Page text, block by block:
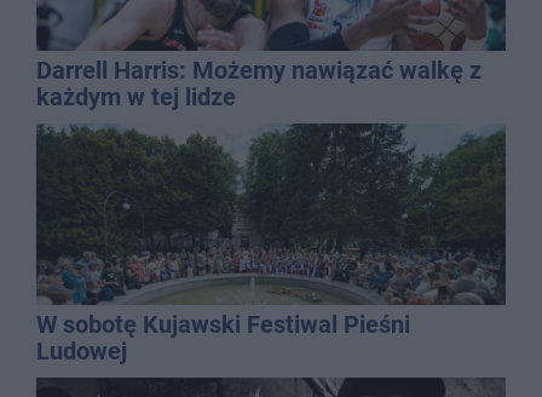
Darrell Harris: Możemy nawiązać walkę z
każdym w tej lidze
W sobotę Kujawski Festiwal Pieśni
Ludowej